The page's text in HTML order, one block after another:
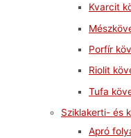
Kvarcit
Porfír
Riolit
Tufa
Sziklakerti- és
Apró